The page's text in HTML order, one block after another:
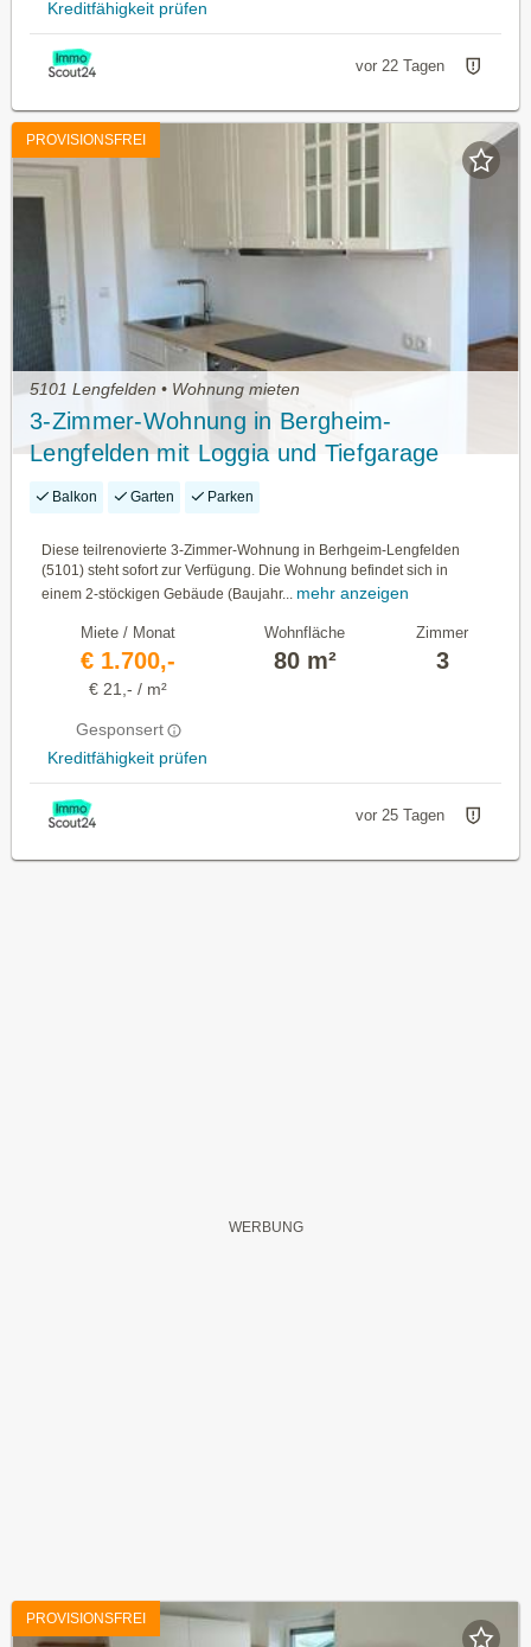
Kreditfähigkeit prüfen
vor 22 Tagen
PROVISIONSFREI
5101 Lengfelden • Wohnung mieten
3-Zimmer-Wohnung in Bergheim-
Lengfelden mit Loggia und Tiefgarage
Balkon Garten Parken
Diese teilrenovierte 3-Zimmer-Wohnung in Berhgeim-Lengfelden
(5101) steht sofort zur Verfügung. Die Wohnung befindet sich in
einem 2-stöckigen Gebäude (Baujahr... mehr anzeigen
Miete / Monat
€ 1.700,-
€ 21,- / m²
Gesponsert
Kreditfähigkeit prüfen
Wohnfläche
80 m²
Zimmer
3
vor 25 Tagen
PROVISIONSFREI